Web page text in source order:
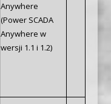
Anywhere
(Power SCADA
Anywhere w
wersji 1.1 i 1.2)